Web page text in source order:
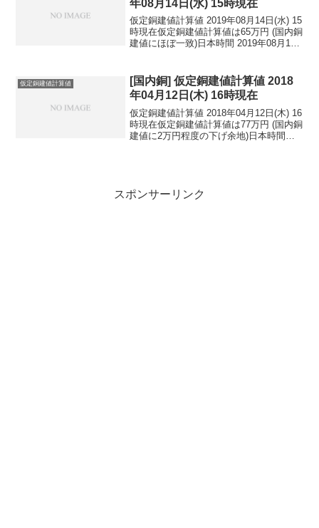
年08月14日(水) 15時現在
仮定銅建値計算値 2019年08月14日(水) 15
時現在仮定銅建値計算値は65万円 (国内銅
建値にほぼ一致)日本時間 2019年08月14
円...
仮定銅建値計算値
[国内銅] 仮定銅建値計算値 2018
年04月12日(木) 16時現在
仮定銅建値計算値 2018年04月12日(木) 16
時現在仮定銅建値計算値は77万円 (国内銅
建値に2万円程度の下げ余地)日本時間
スポンサーリンク